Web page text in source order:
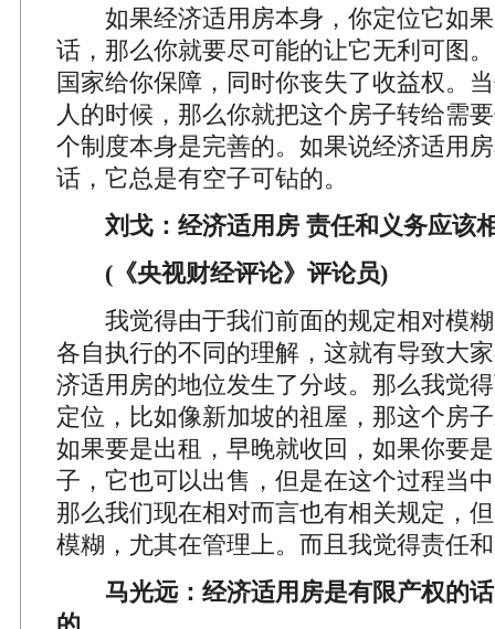
如果经济适用房本身，你定位它如果
话，那么你就要尽可能的让它无利可图
国家给你保障，同时你丧失了收益权。
人的时候，那么你就把这个房子转给需
个制度本身是完善的。如果说经济适用
话，它总是有空子可钻的。
刘戈：经济适用房 责任和义务应该
(《央视财经评论》评论员)
我觉得由于我们前面的规定相对模糊
各自执行的不同的理解，这就有导致大
济适用房的地位发生了分歧。那么我觉
定位，比如像新加坡的祖屋，那这个房
如果要是出租，早晚就收回，如果你要
子，它也可以出售，但是在这个过程当
那么我们现在相对而言也有相关规定，
模糊，尤其在管理上。而且我觉得责任
马光远：经济适用房是有限产权的话